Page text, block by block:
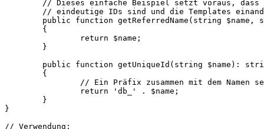
}
// Verwendung: